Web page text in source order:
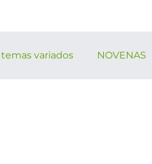
variados NOVENAS